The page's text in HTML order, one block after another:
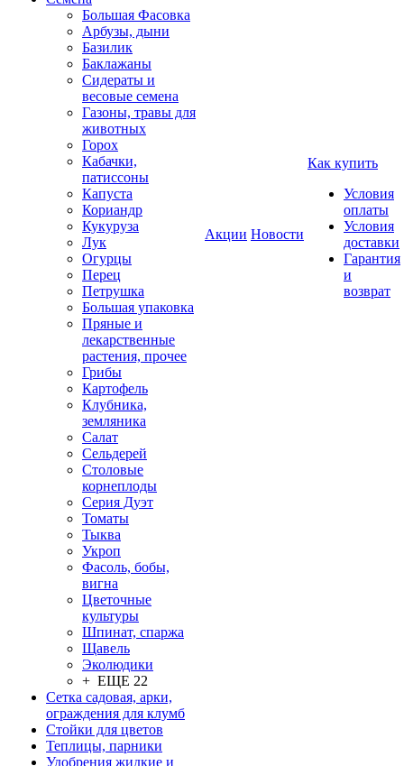
Большая Фасовка
Арбузы, дыни
Базилик
Баклажаны
Сидераты и
весовые семена
Газоны, травы для
животных
Горох
Кабачки,
патиссоны
Капуста
Кориандр
Кукуруза
Лук
Огурцы
Перец
Петрушка
Большая упаковка
Пряные и
лекарственные
растения, прочее
Грибы
Картофель
Клубника,
земляника
Салат
Сельдерей
Столовые
корнеплоды
Серия Дуэт
Томаты
Тыква
Укроп
Фасоль, бобы,
вигна
Цветочные
культуры
Шпинат, спаржа
Щавель
Эколюдики
+ ЕЩЕ 22
Сетка садовая, арки,
ограждения для клумб
Стойки для цветов
Теплицы, парники
Удобрения жидкие и
Акции Новости
Как купить
Условия
оплаты
Условия
доставки
Гарантия
и
возврат